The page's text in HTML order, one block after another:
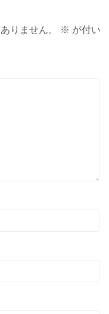
りません。 ※ が付い